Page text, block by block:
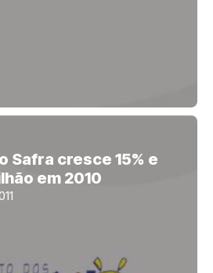
Safra cresce 15% e
em 2010